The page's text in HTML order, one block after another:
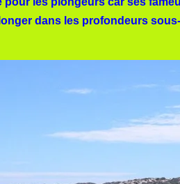
dans les profondeurs